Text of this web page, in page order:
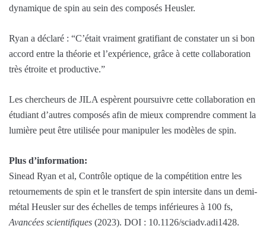
dynamique de spin au sein des composés Heusler.
Ryan a déclaré : “C’était vraiment gratifiant de constater un si bon
accord entre la théorie et l’expérience, grâce à cette collaboration
très étroite et productive.”
Les chercheurs de JILA espèrent poursuivre cette collaboration en
étudiant d’autres composés afin de mieux comprendre comment la
lumière peut être utilisée pour manipuler les modèles de spin.
Plus d’information:
Sinead Ryan et al, Contrôle optique de la compétition entre les
retournements de spin et le transfert de spin intersite dans un demi-
métal Heusler sur des échelles de temps inférieures à 100 fs,
Avancées scientifiques (2023). DOI : 10.1126/sciadv.adi1428.